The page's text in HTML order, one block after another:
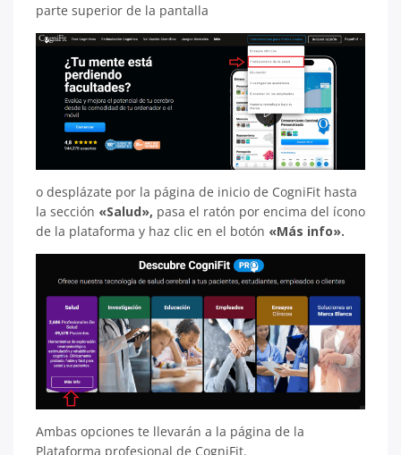
parte superior de la pantalla
o desplázate por la página de inicio de CogniFit hasta
la sección «Salud», pasa el ratón por encima del ícono
de la plataforma y haz clic en el botón «Más info».
Ambas opciones te llevarán a la página de la
Plataforma profesional de CogniFit.